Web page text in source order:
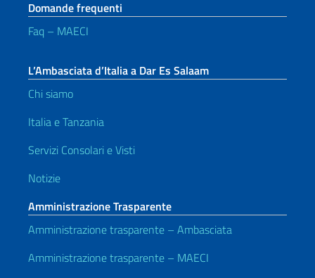
Domande frequenti
Faq – MAECI
L’Ambasciata d’Italia a Dar Es Salaam
Chi siamo
Italia e Tanzania
Servizi Consolari e Visti
Notizie
Amministrazione Trasparente
Amministrazione trasparente – Ambasciata
Amministrazione trasparente – MAECI